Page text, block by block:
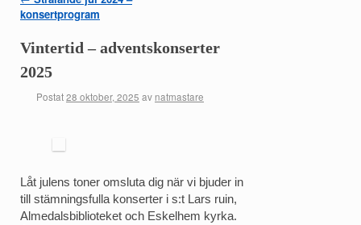
Inläggsnavigering
konsertprogram
Vintertid – adventskonserter
2025
Postat28 oktober, 2025 av natmastare
Låt julens toner omsluta dig när vi bjuder in
till stämningsfulla konserter i s:t Lars ruin,
Almedalsbiblioteket och Eskelhem kyrka.